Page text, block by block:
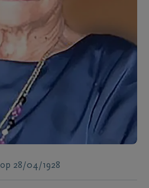
op 28/04/1928